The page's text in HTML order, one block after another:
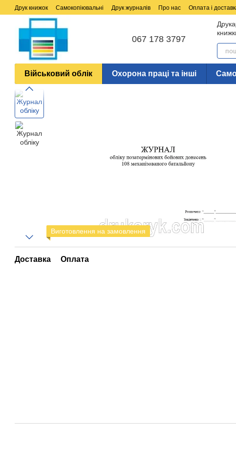
Перейти до основного контенту
Друк книжок Самокопіювальні Друк журналів Про нас Оплата і
067 178 3797
Військовий облік Охорона праці та інші
Виготовлення на замовлення
Доставка Оплата